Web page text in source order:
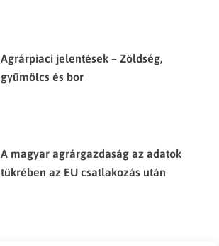
Agrárpiaci jelentések – Zöldség,
gyümölcs és bor
A magyar agrárgazdaság az adatok
tükrében az EU csatlakozás után